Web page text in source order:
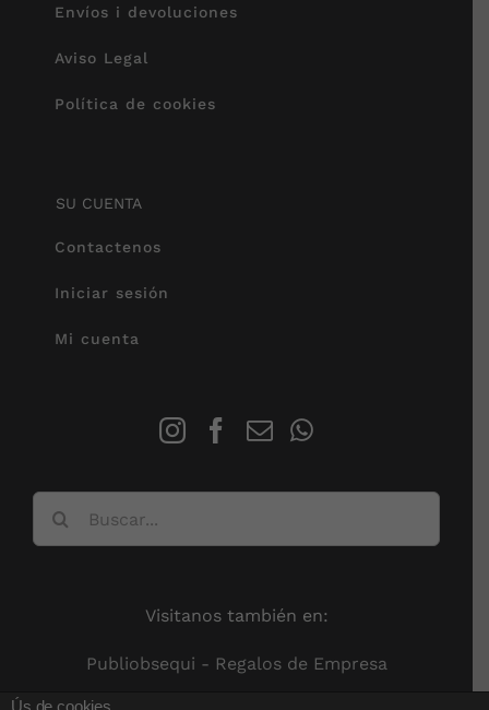
Envíos i devoluciones
Aviso Legal
Política de cookies
SU CUENTA
Contactenos
Iniciar sesión
Mi cuenta
Visitanos también en:
Publiobsequi - Regalos de Empresa
Ús de cookies